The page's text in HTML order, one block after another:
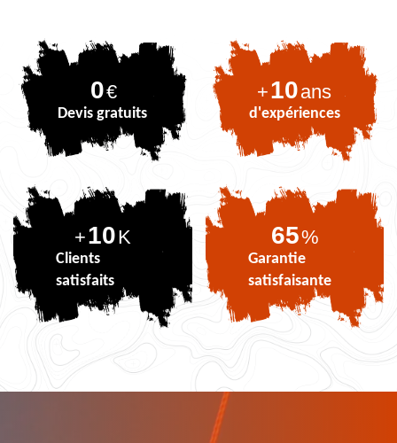
0€
Devis gratuits
+10ans
d'expériences
+10K
Clients
satisfaits
81%
Garantie
satisfaisante